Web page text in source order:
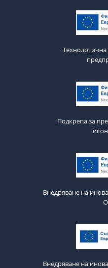
Подкрепа за
Внедряване на
Внедряване на